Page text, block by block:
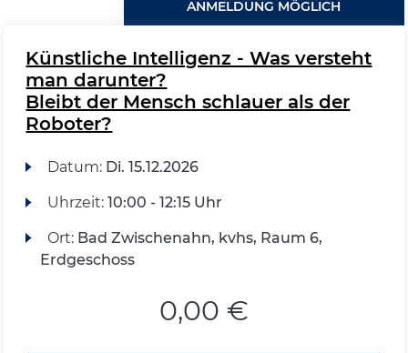
ANMELDUNG MÖGLICH
Künstliche Intelligenz - Was versteht
man darunter?
Bleibt der Mensch schlauer als der
Roboter?
Datum: Di. 15.12.2026
Uhrzeit: 10:00 - 12:15 Uhr
Ort: Bad Zwischenahn, kvhs, Raum 6,
Erdgeschoss
0,00 €